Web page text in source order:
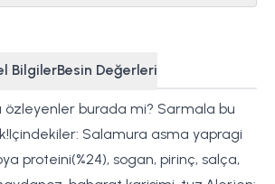
BilgilerBesin Değerleri
özleyenler burada mi? Sarmala bu
Salamura asma yapragi
proteini(%24), sogan, pirinç, salça,